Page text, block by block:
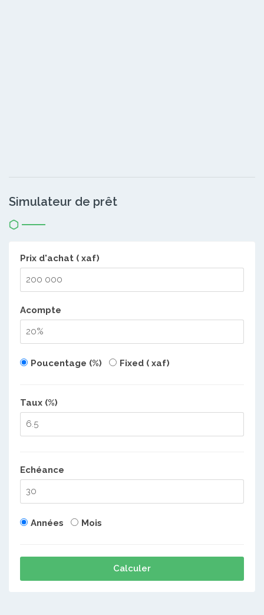
Simulateur de prêt
Prix d'achat ( xaf)
Acompte
Poucentage (%) Fixed ( xaf)
Taux (%)
Echéance
Années Mois
Calculer